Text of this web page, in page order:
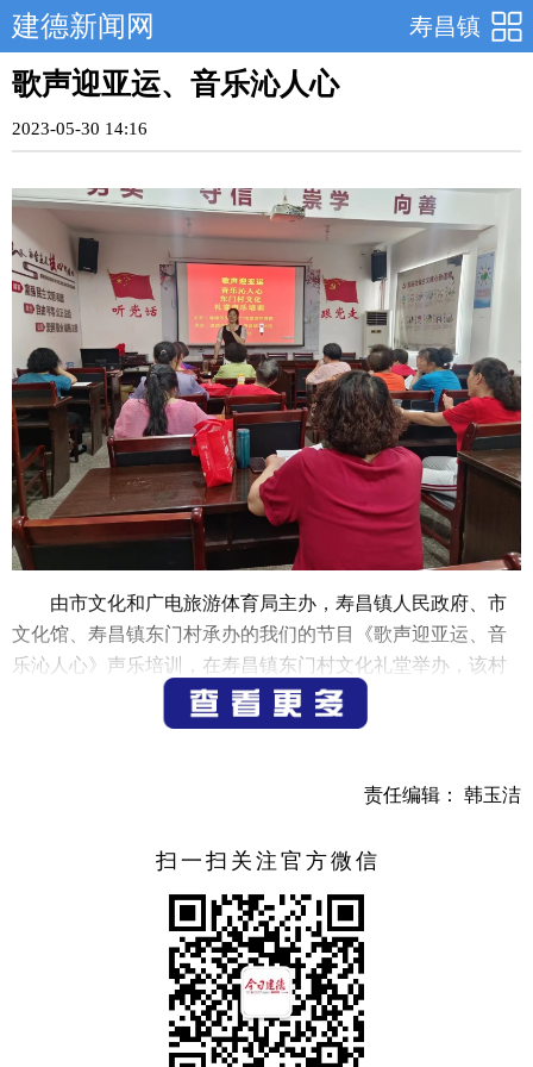
寿昌镇
建德新闻网
歌声迎亚运、音乐沁人心
2023-05-30 14:16
由市文化和广电旅游体育局主办，寿昌镇人民政府、市
文化馆、寿昌镇东门村承办的我们的节目《歌声迎亚运、音
乐沁人心》声乐培训，在寿昌镇东门村文化礼堂举办，该村
邀请专业老师胡晓明讲课，胡老师用生动的发音技巧和优美
的旋律教大家学唱迎亚运歌曲《从现在到未来》。
责任编辑： 韩玉洁
扫一扫关注官方微信